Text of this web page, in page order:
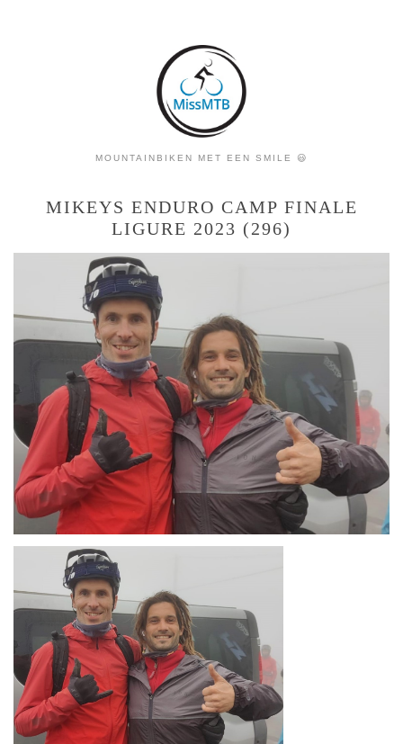
MOUNTAINBIKEN MET EEN SMILE 😃
MIKEYS ENDURO CAMP FINALE
LIGURE 2023 (296)